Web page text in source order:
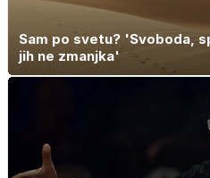
Sam po svetu? 'Svoboda,
jih ne zmanjka'